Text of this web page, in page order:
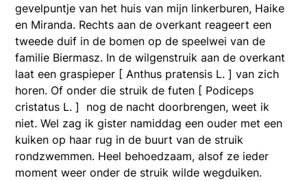
gevelpuntje van het huis van mijn linkerburen, Haike
en Miranda. Rechts aan de overkant reageert een
tweede duif in de bomen op de speelwei van de
familie Biermasz. In de wilgenstruik aan de overkant
laat een graspieper [ Anthus pratensis L. ] van zich
horen. Of onder die struik de futen [ Podiceps
cristatus L. ] nog de nacht doorbrengen, weet ik
niet. Wel zag ik gister namiddag een ouder met een
kuiken op haar rug in de buurt van de struik
rondzwemmen. Heel behoedzaam, alsof ze ieder
moment weer onder de struik wilde wegduiken.